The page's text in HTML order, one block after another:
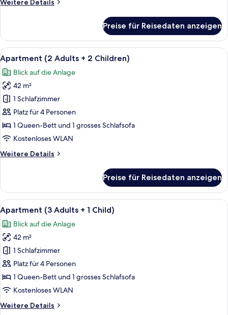
anzeigen
Weitere Details
(2
Adults
+
Child)
Preise für Reisedaten anzeigen
Alle
Fotos
für
Apartment
(2
Adults
+
2
anzeigen
Zimmersafe,
3
Apartment (2 Adults + 2 Children)
Blick auf die Anlage
42 m²
1 Schlafzimmer
Platz für 4 Personen
1 Queen-Bett und 1 grosses Schlafsofa
Kostenloses WLAN
Weitere Details
Weitere
(2
Adults
+
Children)
Preise für Reisedaten anzeigen
Alle
Fotos
für
Apartment
(3
Adults
+
1
anzeigen
Zimmersafe,
3
Apartment (3 Adults + 1 Child)
Blick auf die Anlage
42 m²
1 Schlafzimmer
Platz für 4 Personen
1 Queen-Bett und 1 grosses Schlafsofa
Kostenloses WLAN
Weitere Details
Weitere